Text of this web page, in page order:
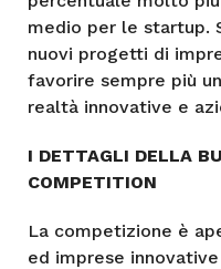
medio per le startup.
nuovi progetti di
favorire sempre più
realtà innovative e
I DETTAGLI DELLA
COMPETITION
La competizione è
ed imprese